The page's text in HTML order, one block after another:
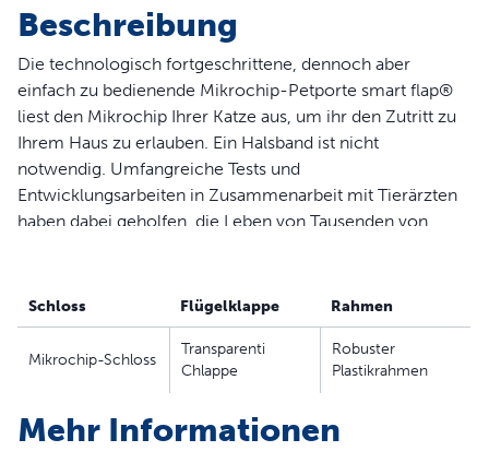
Beschreibung
Die technologisch fortgeschrittene, dennoch aber
einfach zu bedienende Mikrochip-Petporte smart flap®
liest den Mikrochip Ihrer Katze aus, um ihr den Zutritt zu
Ihrem Haus zu erlauben. Ein Halsband ist nicht
notwendig. Umfangreiche Tests und
Entwicklungsarbeiten in Zusammenarbeit mit Tierärzten
haben dabei geholfen, die Leben von Tausenden von
montieren.
Kleine Kinder können durch die Tür auf die andere Seite
Bitte beachten Sie, dass Chips mit 10 Ziffern oder
Schloss Flügelklappe Rahmen
Mikrochip-Schloss
Transparenti
Chlappe
Robuster
Plastikrahmen
Mehr Informationen